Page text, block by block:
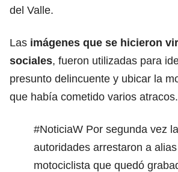
del Valle.
Las imágenes que se hicieron
sociales, fueron utilizadas para
presunto delincuente y ubicar la
que había cometido varios atracos.
#NoticiaW Por segunda vez
autoridades arrestaron a alias
motociclista que quedó